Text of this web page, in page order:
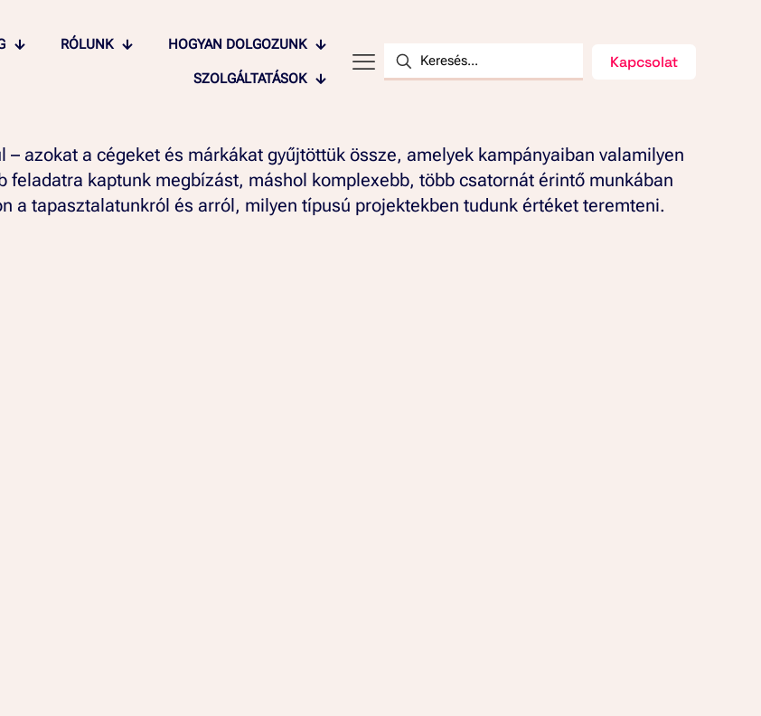
RÓLUNK HOGYAN DOLGOZUNK
SZOLGÁLTATÁSOK
Kapcsolat
azokat a cégeket és márkákat gyűjtöttük össze, amelyek kampányaiban valamilyen
kaptunk megbízást, máshol komplexebb, több csatornát érintő munkában
a tapasztalatunkról és arról, milyen típusú projektekben tudunk értéket teremteni.